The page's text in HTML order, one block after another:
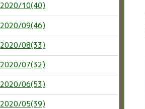
2020/10(40)
2020/09(46)
2020/08(33)
2020/07(32)
2020/06(53)
2020/05(39)